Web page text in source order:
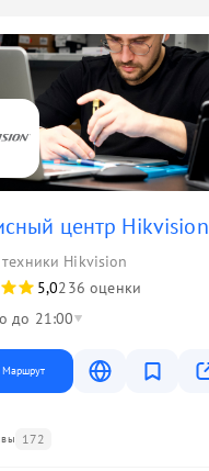
центр Hikvision
Hikvision
5,0236 оценки
до 21:00
Маршрут
172